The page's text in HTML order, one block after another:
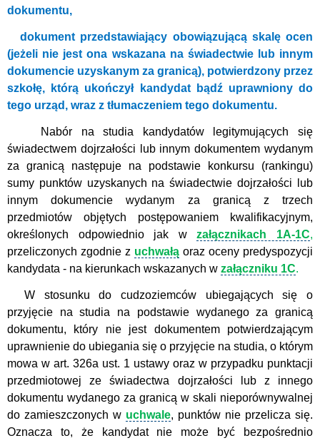
dokumentu,
dokument przedstawiający obowiązującą skalę ocen
(jeżeli nie jest ona wskazana na świadectwie lub innym
dokumencie uzyskanym za granicą), potwierdzony przez
szkołę, którą ukończył kandydat bądź uprawniony do
tego urząd, wraz z tłumaczeniem tego dokumentu.
Nabór na studia kandydatów legitymujących się
świadectwem dojrzałości lub innym dokumentem wydanym
za granicą następuje na podstawie konkursu (rankingu)
sumy punktów uzyskanych na świadectwie dojrzałości lub
innym dokumencie wydanym za granicą z trzech
przedmiotów objętych postępowaniem kwalifikacyjnym,
określonych odpowiednio jak wzałącznikach 1A-1C,
przeliczonych zgodnie z uchwałą oraz oceny predyspozycji
kandydata - na kierunkach wskazanych w załączniku 1C.
W stosunku do cudzoziemców ubiegających się o
przyjęcie na studia na podstawie wydanego za granicą
dokumentu, który nie jest dokumentem potwierdzającym
uprawnienie do ubiegania się o przyjęcie na studia, o którym
mowa w art. 326a ust. 1 ustawy oraz w przypadku punktacji
przedmiotowej ze świadectwa dojrzałości lub z innego
dokumentu wydanego za granicą w skali nieporównywalnej
do zamieszczonych w uchwale, punktów nie przelicza się.
Oznacza to, że kandydat nie może być bezpośrednio